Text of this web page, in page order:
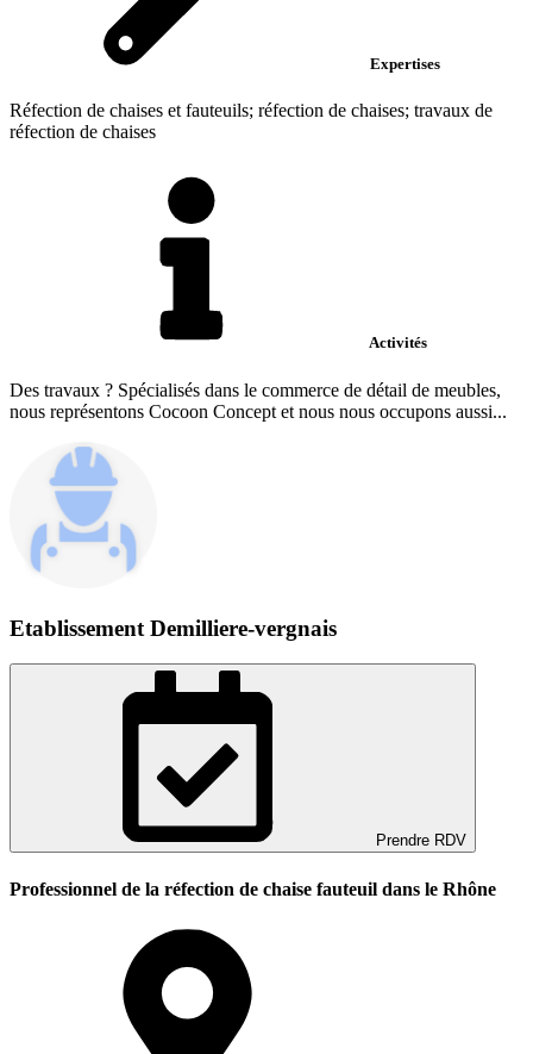
Expertises
Réfection de chaises et fauteuils; réfection de chaises; travaux de
réfection de chaises
Activités
Des travaux ? Spécialisés dans le commerce de détail de meubles,
nous représentons Cocoon Concept et nous nous occupons aussi...
Etablissement Demilliere-vergnais
Prendre RDV
Professionnel de la réfection de chaise fauteuil dans le Rhône